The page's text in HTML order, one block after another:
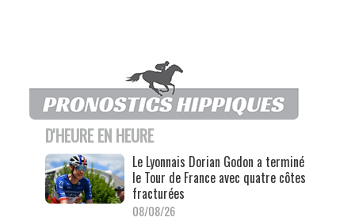
D'HEURE EN HEURE
Le Lyonnais Dorian Godon a terminé
le Tour de France avec quatre côtes
fracturées
08/08/26